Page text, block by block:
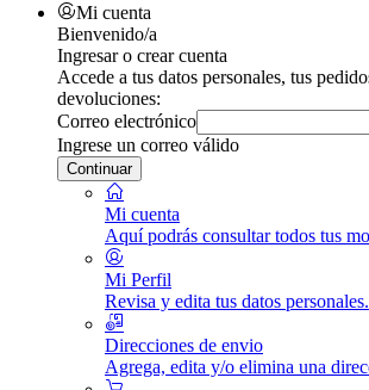
Mi cuenta
Bienvenido/a
Ingresar o crear cuenta
Accede a tus datos personales, tus
devoluciones:
Correo electrónico
Ingrese un correo válido
Continuar
Mi cuenta
Aquí podrás consultar todos tus
Mi Perfil
Revisa y edita tus datos personales.
Direcciones de envio
Agrega, edita y/o elimina una